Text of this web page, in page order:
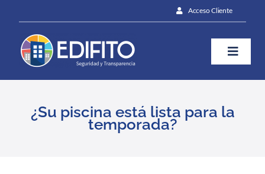
content
Acceso Cliente
Toggle
¿Su piscina está lista para la
temporada?